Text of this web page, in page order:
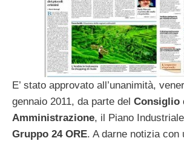
E’ stato approvato all’unanimità,
gennaio 2011, da parte del Consiglio
Amministrazione, il Piano
Gruppo 24 ORE. A darne notizia con